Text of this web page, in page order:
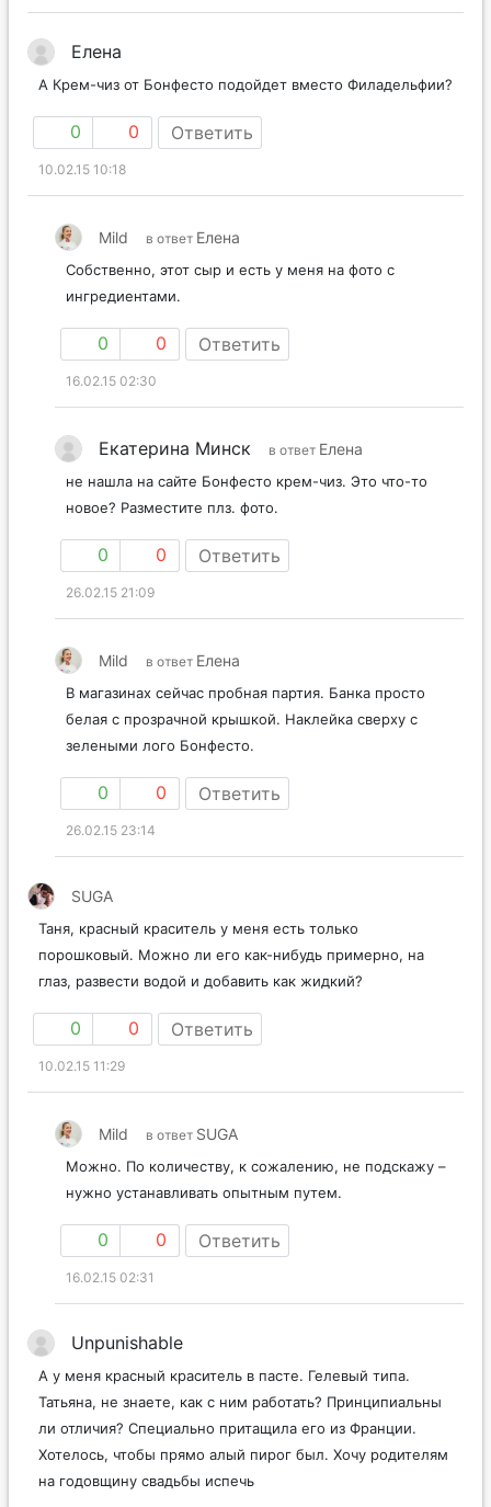
Елена
А Крем-чиз от Бонфесто подойдет вместо Филадельфии?
0 0 Ответить
10.02.15 10:18
Mild в ответ Елена
Собственно, этот сыр и есть у меня на фото с
ингредиентами.
0 0 Ответить
16.02.15 02:30
Екатерина Минск в ответ Елена
не нашла на сайте Бонфесто крем-чиз. Это что-то
новое? Разместите плз. фото.
0 0 Ответить
26.02.15 21:09
Mild в ответ Елена
В магазинах сейчас пробная партия. Банка просто
белая с прозрачной крышкой. Наклейка сверху с
зелеными лого Бонфесто.
0 0 Ответить
26.02.15 23:14
SUGA
Таня, красный краситель у меня есть только
порошковый. Можно ли его как-нибудь примерно, на
глаз, развести водой и добавить как жидкий?
0 0 Ответить
10.02.15 11:29
Mild в ответ SUGA
Можно. По количеству, к сожалению, не подскажу –
нужно устанавливать опытным путем.
0 0 Ответить
16.02.15 02:31
Unpunishable
А у меня красный краситель в пасте. Гелевый типа.
Татьяна, не знаете, как с ним работать? Принципиальны
ли отличия? Специально притащила его из Франции.
Хотелось, чтобы прямо алый пирог был. Хочу родителям
на годовщину свадьбы испечь